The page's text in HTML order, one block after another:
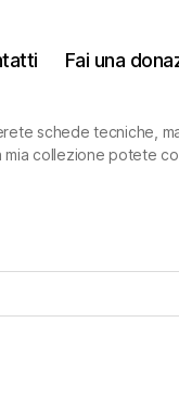
Fai una
schede tecniche,
collezione potete